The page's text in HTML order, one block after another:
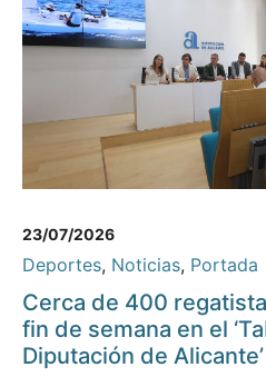
23/07/2026
Deportes, Noticias, Portada
Cerca de 400
fin de semana en el
Diputación de Alicante’